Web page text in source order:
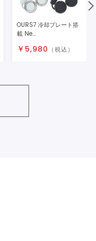
OURS7 冷却プレート搭
載 Ne...
￥ 5,980 （税込）